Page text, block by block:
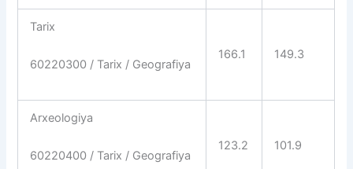
Tarix
60220300 / Tarix / Geografiya
166.1 149.3
Arxeologiya
60220400 / Tarix / Geografiya
123.2 101.9